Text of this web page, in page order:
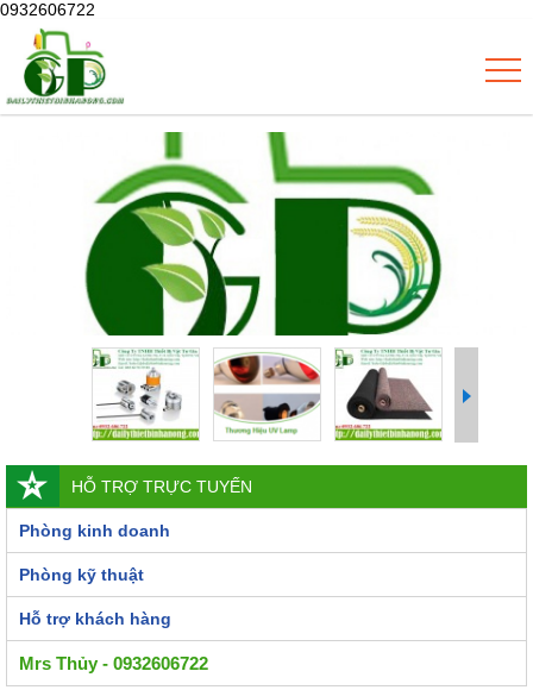
0932606722
HỖ TRỢ TRỰC TUYẾN
Phòng kinh doanh
Phòng kỹ thuật
Hỗ trợ khách hàng
Mrs Thủy - 0932606722